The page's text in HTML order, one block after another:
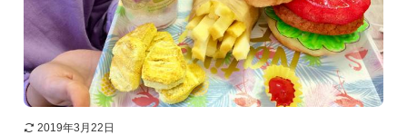
2019年3月22日